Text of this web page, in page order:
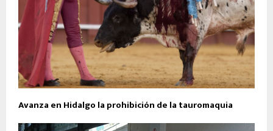
Avanza en Hidalgo la prohibición de la tauromaquia